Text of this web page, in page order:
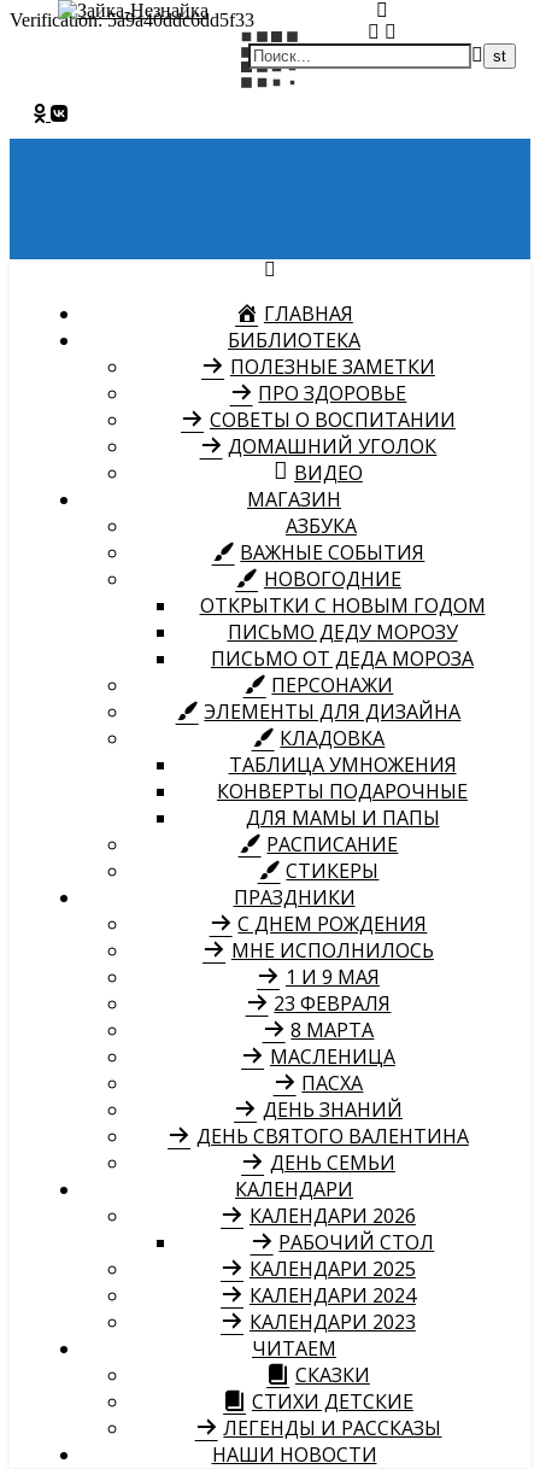
Verification: 5a9a40ddc6dd5f33
ГЛАВНАЯ
БИБЛИОТЕКА
ПОЛЕЗНЫЕ ЗАМЕТКИ
ПРО ЗДОРОВЬЕ
СОВЕТЫ О ВОСПИТАНИИ
ДОМАШНИЙ УГОЛОК
ВИДЕО
МАГАЗИН
АЗБУКА
ВАЖНЫЕ СОБЫТИЯ
НОВОГОДНИЕ
ОТКРЫТКИ С НОВЫМ ГОДОМ
ПИСЬМО ДЕДУ МОРОЗУ
ПИСЬМО ОТ ДЕДА МОРОЗА
ПЕРСОНАЖИ
ЭЛЕМЕНТЫ ДЛЯ ДИЗАЙНА
КЛАДОВКА
ТАБЛИЦА УМНОЖЕНИЯ
КОНВЕРТЫ ПОДАРОЧНЫЕ
ДЛЯ МАМЫ И ПАПЫ
РАСПИСАНИЕ
СТИКЕРЫ
ПРАЗДНИКИ
С ДНЕМ РОЖДЕНИЯ
МНЕ ИСПОЛНИЛОСЬ
1 И 9 МАЯ
23 ФЕВРАЛЯ
8 МАРТА
МАСЛЕНИЦА
ПАСХА
ДЕНЬ ЗНАНИЙ
ДЕНЬ СВЯТОГО ВАЛЕНТИНА
ДЕНЬ СЕМЬИ
КАЛЕНДАРИ
КАЛЕНДАРИ 2026
РАБОЧИЙ СТОЛ
КАЛЕНДАРИ 2025
КАЛЕНДАРИ 2024
КАЛЕНДАРИ 2023
ЧИТАЕМ
СКАЗКИ
СТИХИ ДЕТСКИЕ
ЛЕГЕНДЫ И РАССКАЗЫ
НАШИ НОВОСТИ